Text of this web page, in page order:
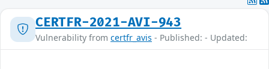
CERTFR-2021-AVI-943
Vulnerability from certfr_avis - Published: - Updated: